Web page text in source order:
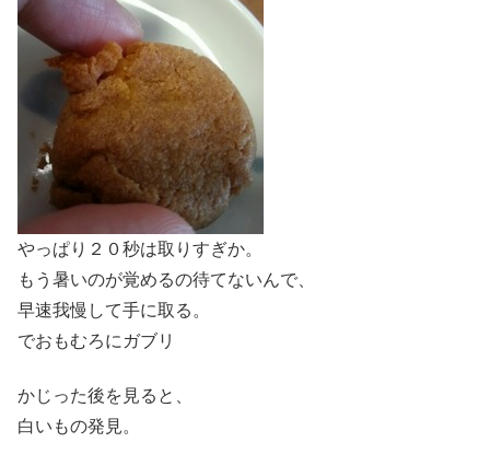
やっぱり２０秒は取りすぎか。
もう暑いのが覚めるの待てないんで、
早速我慢して手に取る。
でおもむろにガブリ
かじった後を見ると、
白いもの発見。